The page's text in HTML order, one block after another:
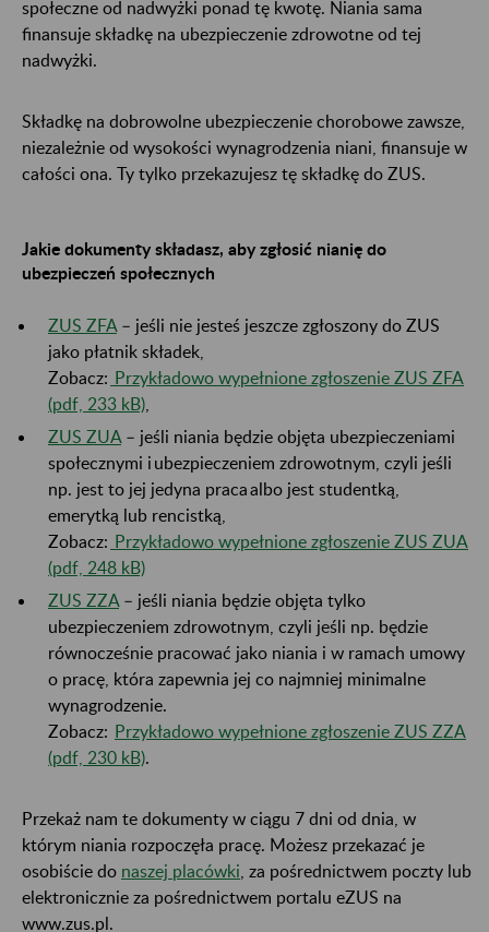
społeczne od nadwyżki ponad tę kwotę. Niania sama
finansuje składkę na ubezpieczenie zdrowotne od tej
nadwyżki.
Składkę na dobrowolne ubezpieczenie chorobowe zawsze,
niezależnie od wysokości wynagrodzenia niani, finansuje w
całości ona. Ty tylko przekazujesz tę składkę do ZUS.
Jakie dokumenty składasz, aby zgłosić nianię do
ubezpieczeń społecznych
ZUS ZFA – jeśli nie jesteś jeszcze zgłoszony do ZUS
jako płatnik składek,
Zobacz: Przykładowo wypełnione zgłoszenie ZUS ZFA
(pdf, 233 kB)
ZUS ZUA – jeśli niania będzie objęta ubezpieczeniami
społecznymi i ubezpieczeniem zdrowotnym, czyli jeśli
np. jest to jej jedyna praca albo jest studentką,
emerytką lub rencistką,
Zobacz: Przykładowo wypełnione zgłoszenie ZUS ZUA
(pdf, 248 kB)
ZUS ZZA – jeśli niania będzie objęta tylko
ubezpieczeniem zdrowotnym, czyli jeśli np. będzie
równocześnie pracować jako niania i w ramach umowy
o pracę, która zapewnia jej co najmniej minimalne
wynagrodzenie.
Zobacz: Przykładowo wypełnione zgłoszenie ZUS ZZA
(pdf, 230 kB)
Przekaż nam te dokumenty w ciągu 7 dni od dnia, w
którym niania rozpoczęła pracę. Możesz przekazać je
osobiście do naszej placówki , za pośrednictwem poczty lub
elektronicznie za pośrednictwem portalu eZUS na
www.zus.pl.